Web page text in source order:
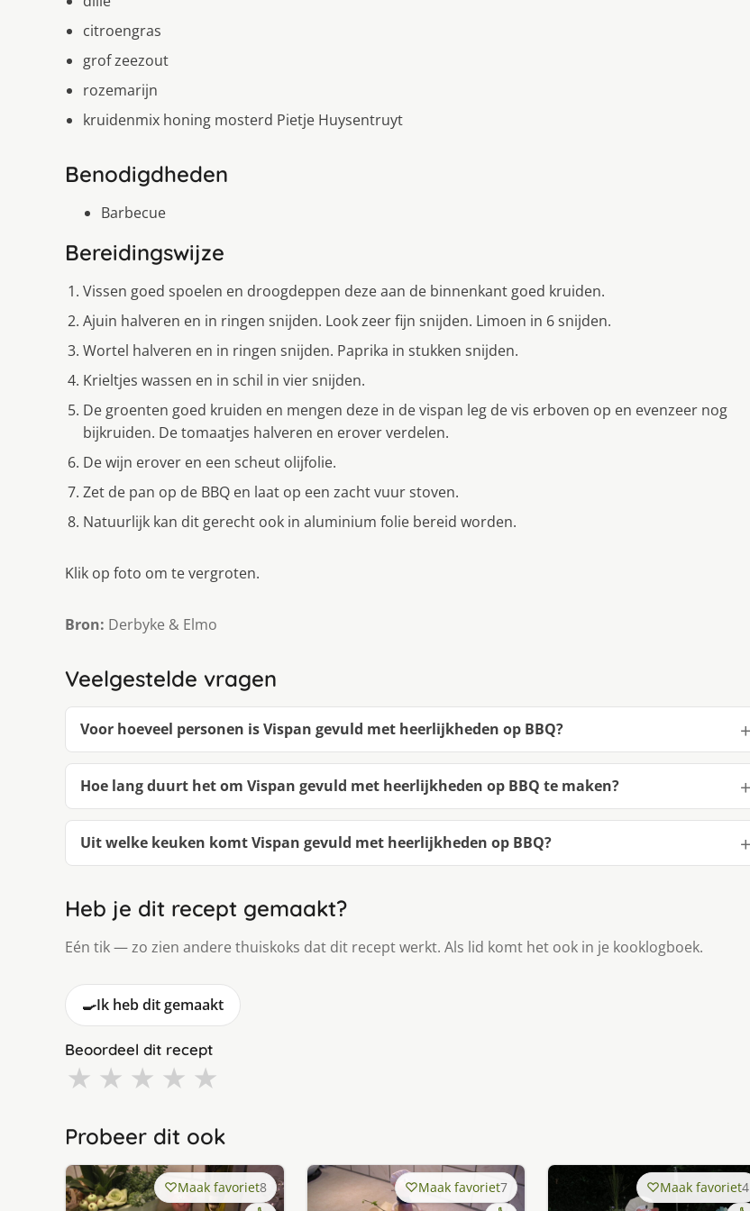
citroengras
grof zeezout
rozemarijn
kruidenmix honing mosterd Pietje Huysentruyt
Benodigdheden
Barbecue
Bereidingswijze
Vissen goed spoelen en droogdeppen deze aan de binnenkant goed kruiden.
Ajuin halveren en in ringen snijden. Look zeer fijn snijden. Limoen in 6 snijden.
Wortel halveren en in ringen snijden. Paprika in stukken snijden.
Krieltjes wassen en in schil in vier snijden.
De groenten goed kruiden en mengen deze in de vispan leg de vis erboven op en evenzeer nog
bijkruiden. De tomaatjes halveren en erover verdelen.
De wijn erover en een scheut olijfolie.
Zet de pan op de BBQ en laat op een zacht vuur stoven.
Natuurlijk kan dit gerecht ook in aluminium folie bereid worden.
Klik op foto om te vergroten.
Bron: Derbyke & Elmo
Veelgestelde vragen
Voor hoeveel personen is Vispan gevuld met heerlijkheden op BBQ?
Hoe lang duurt het om Vispan gevuld met heerlijkheden op BBQ te maken?
Uit welke keuken komt Vispan gevuld met heerlijkheden op BBQ?
Heb je dit recept gemaakt?
Eén tik — zo zien andere thuiskoks dat dit recept werkt. Als lid komt het ook in je kooklogboek.
🍳Ik heb dit gemaakt
Beoordeel dit recept
★ ★ ★ ★ ★
Probeer dit ook
Maak favoriet8 Maak favoriet7 Maak favoriet4